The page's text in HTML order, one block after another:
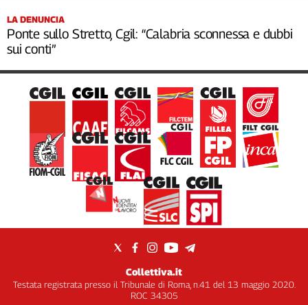
LA DENUNCIA
Ponte sullo Stretto, Cgil: “Calabria sconnessa e dubbi
sui conti”
Collettiva.it
Testata registrata presso il Tribunale di Roma, n.41 del 13 maggio 2020.
ROC 34305